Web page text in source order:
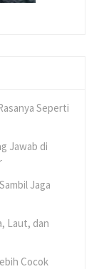
Seperti
Jawab di
Jaga
Laut, dan
Cocok